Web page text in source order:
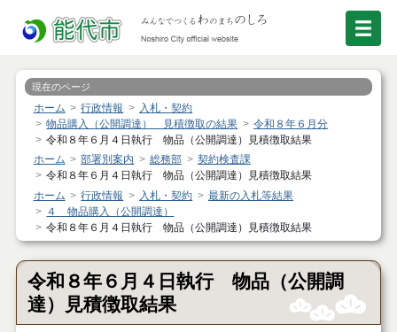
現在のページ
ホーム 行政情報
入札・契約
物品購入（公開調達） 見積徴取の結果
令和８年６月分
令和８年６月４日執行 物品（公開調達）見積徴取結果
ホーム
部署別案内 総務部
契約検査課
令和８年６月４日執行 物品（公開調達）見積徴取結果
ホーム
行政情報 入札・契約
最新の入札等結果
４ 物品購入（公開調達）
令和８年６月４日執行 物品（公開調達）見積徴取結果
令和８年６月４日執行 物品（公開調
達）見積徴取結果